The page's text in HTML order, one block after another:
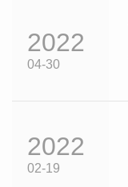
2022
04-30
2022
02-19